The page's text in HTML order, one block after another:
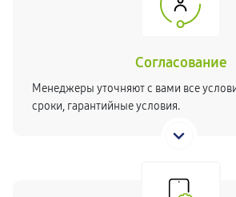
Согласование
Менеджеры уточняют с вами все
сроки, гарантийные условия.